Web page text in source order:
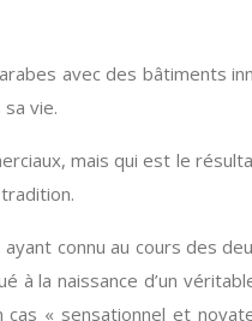
avec des bâtiments
vie.
mais qui est le
connu au cours des
à la naissance d’un
« sensationnel et